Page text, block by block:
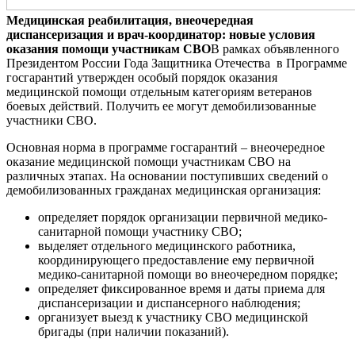
Медицинская реабилитация, внеочередная
диспансеризация и врач-координатор: новые условия
оказания помощи участникам СВОВ рамках объявленного
Президентом России Года Защитника Отечества в Программе
госгарантий утвержден особый порядок оказания
медицинской помощи отдельным категориям ветеранов
боевых действий. Получить ее могут демобилизованные
участники СВО.
Основная норма в программе госгарантий – внеочередное
оказание медицинской помощи участникам СВО на
различных этапах. На основании поступивших сведений о
демобилизованных гражданах медицинская организация:
определяет порядок организации первичной медико-
санитарной помощи участнику СВО;
выделяет отдельного медицинского работника,
координирующего предоставление ему первичной
медико-санитарной помощи во внеочередном порядке;
определяет фиксированное время и даты приема для
диспансеризации и диспансерного наблюдения;
организует выезд к участнику СВО медицинской
бригады (при наличии показаний).